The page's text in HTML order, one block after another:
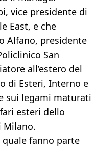
vice presidente di
East, e che
Alfano, presidente
San
all’estero del
di Esteri, Interno e
sui legami maturati
esteri dello
Milano.
fanno parte